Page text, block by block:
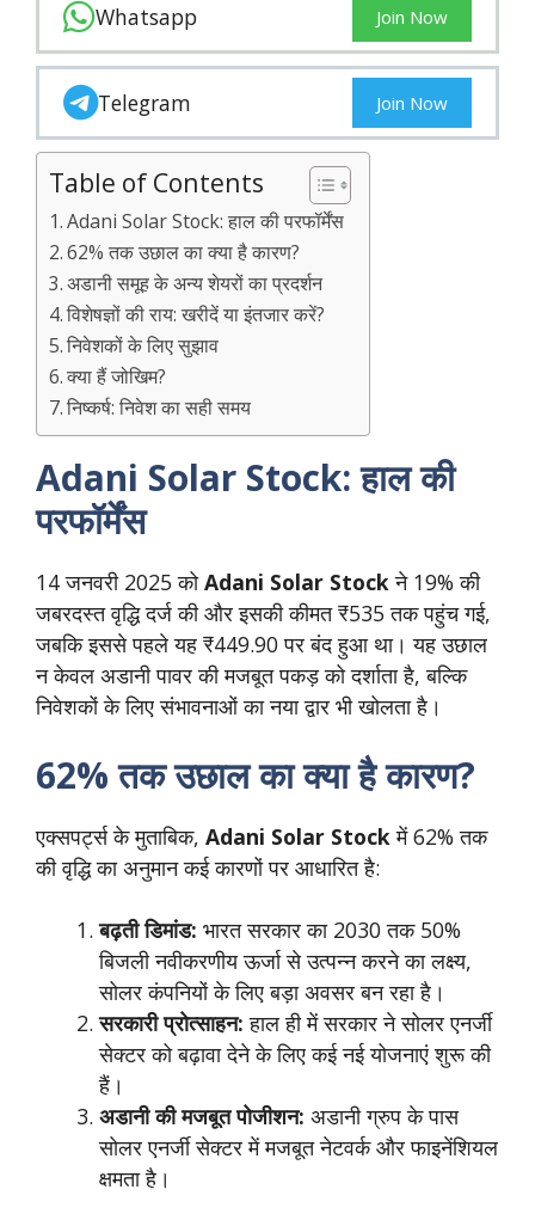
Whatsapp Join Now
Telegram Join Now
Table of Contents
Adani Solar Stock: हाल की परफॉर्मेंस
62% तक उछाल का क्या है कारण?
अडानी समूह के अन्य शेयरों का प्रदर्शन
विशेषज्ञों की राय: खरीदें या इंतजार करें?
निवेशकों के लिए सुझाव
क्या हैं जोखिम?
निष्कर्ष: निवेश का सही समय
Adani Solar Stock: हाल की
परफॉर्मेंस
14 जनवरी 2025 कोAdani Solar Stockने 19% की
जबरदस्त वृद्धि दर्ज की और इसकी कीमत ₹535 तक पहुंच गई,
जबकि इससे पहले यह ₹449.90 पर बंद हुआ था। यह उछाल
न केवल अडानी पावर की मजबूत पकड़ को दर्शाता है, बल्कि
निवेशकों के लिए संभावनाओं का नया द्वार भी खोलता है।
62% तक उछाल का क्या है कारण?
एक्सपर्ट्स के मुताबिक, Adani Solar Stock में 62% तक
की वृद्धि का अनुमान कई कारणों पर आधारित है:
बढ़ती डिमांड: भारत सरकार का 2030 तक 50%
बिजली नवीकरणीय ऊर्जा से उत्पन्न करने का लक्ष्य,
सोलर कंपनियों के लिए बड़ा अवसर बन रहा है।
सरकारी प्रोत्साहन: हाल ही में सरकार ने सोलर एनर्जी
सेक्टर को बढ़ावा देने के लिए कई नई योजनाएं शुरू की
हैं।
अडानी की मजबूत पोजीशन: अडानी ग्रुप के पास
सोलर एनर्जी सेक्टर में मजबूत नेटवर्क और फाइनेंशियल
क्षमता है।